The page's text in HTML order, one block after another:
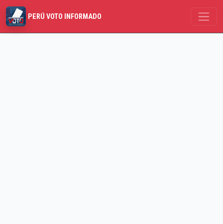
PERÚ VOTO INFORMADO